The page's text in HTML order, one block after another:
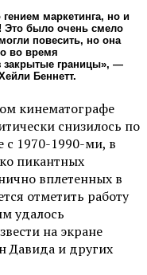
маркетинга, но и
Это было очень смело
повесить, но она
во время
закрытые границы», —
Беннетт.
кинематографе
снизилось по
с 1970-1990-ми, в
пикантных
вплетенных в
отметить работу
удалось
на экране
Давида и других